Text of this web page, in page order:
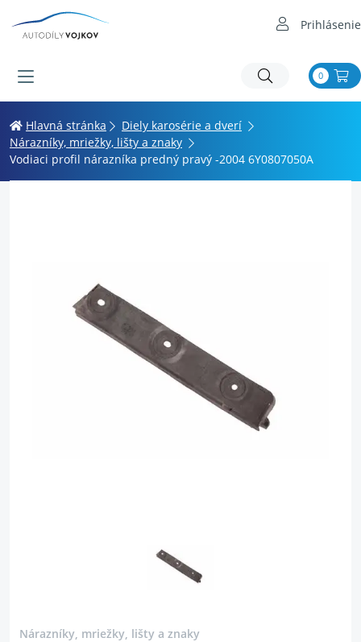
Prihlásenie
0
Hlavná stránka
Diely karosérie a dverí
Nárazníky, mriežky, lišty a znaky
Vodiaci profil nárazníka predný pravý -2004 6Y0807050A
Nárazníky, mriežky, lišty a znaky